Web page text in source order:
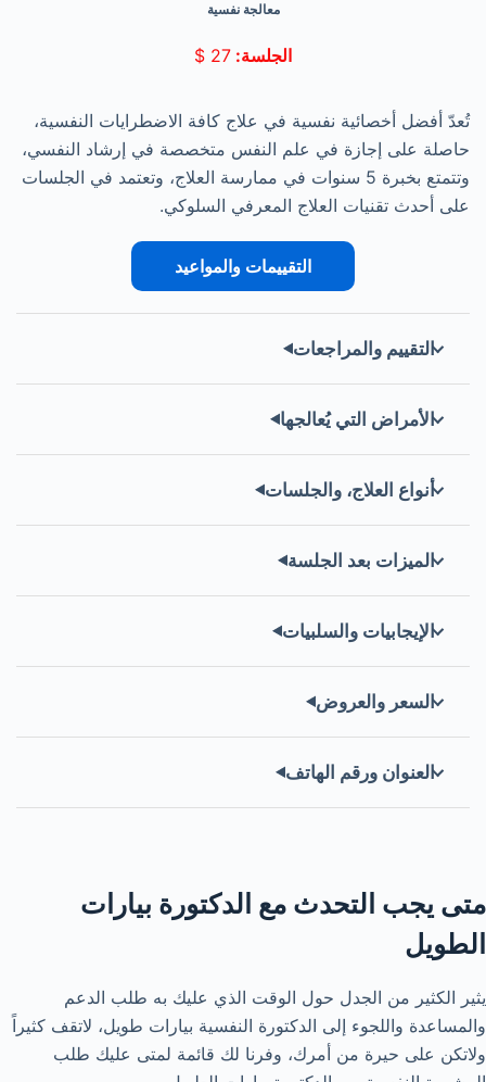
معالجة نفسية
الجلسة: 27
$
تُعدّ أفضل أخصائية نفسية في علاج كافة الاضطرايات النفسية،
حاصلة على إجازة في علم النفس متخصصة في إرشاد النفسي،
وتتمتع بخبرة 5 سنوات في ممارسة العلاج، وتعتمد في الجلسات
على أحدث تقنيات العلاج المعرفي السلوكي.
التقييمات والمواعيد
التقييم والمراجعات
الأمراض التي يُعالجها
أنواع العلاج، والجلسات
الميزات بعد الجلسة
الإيجابيات والسلبيات
السعر والعروض
العنوان ورقم الهاتف
متى يجب التحدث مع الدكتورة بيارات
الطويل
يثير الكثير من الجدل حول الوقت الذي عليك به طلب الدعم
والمساعدة واللجوء إلى الدكتورة النفسية بيارات طويل، لاتقف كثيراً
ولاتكن على حيرة من أمرك، وفرنا لك قائمة لمتى عليك طلب